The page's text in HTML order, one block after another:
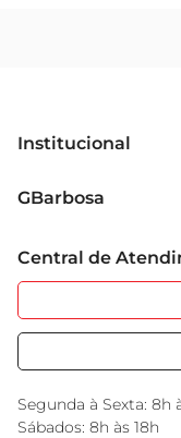
Institucional
Grupo Cencosud
Sobre Privacidade
Portal do
Nossas Lojas
GBarbosa
Garantia Estendida
Serviços
Black Friday
Encarte do Dia
Central de
Segunda à Sexta: 8h
Sábados: 8h às 18h